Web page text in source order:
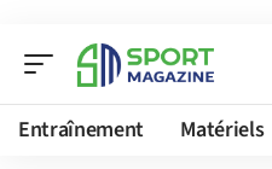
Entraînement Matériels